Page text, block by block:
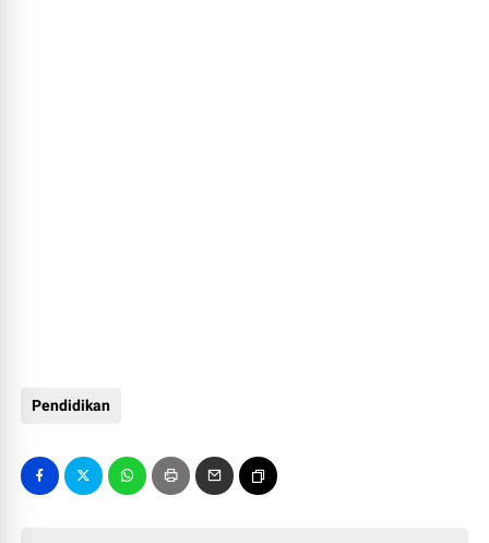
Pendidikan